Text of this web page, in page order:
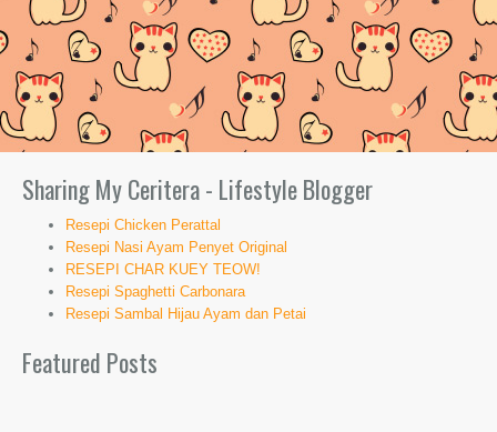
Sharing My Ceritera - Lifestyle Blogger
Resepi Chicken Perattal
Resepi Nasi Ayam Penyet Original
RESEPI CHAR KUEY TEOW!
Resepi Spaghetti Carbonara
Resepi Sambal Hijau Ayam dan Petai
Featured Posts